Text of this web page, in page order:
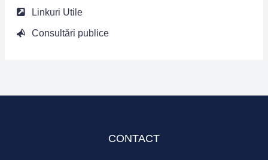
Linkuri Utile
Consultări publice
CONTACT